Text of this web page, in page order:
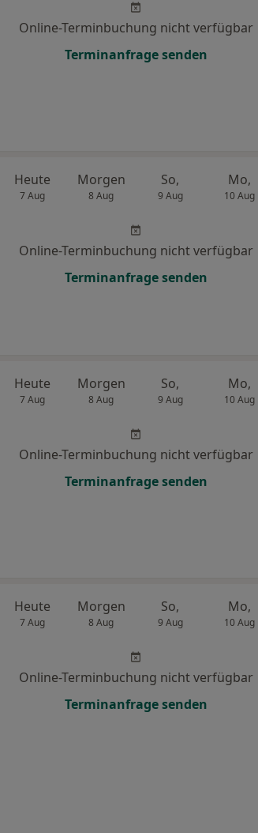
Online-Terminbuchung nicht verfügbar
Terminanfrage senden
Heute
7 Aug
Morgen
8 Aug
So,
9 Aug
Mo,
10 Aug
Online-Terminbuchung nicht verfügbar
Terminanfrage senden
Heute
7 Aug
Morgen
8 Aug
So,
9 Aug
Mo,
10 Aug
Online-Terminbuchung nicht verfügbar
Terminanfrage senden
Heute
7 Aug
Morgen
8 Aug
So,
9 Aug
Mo,
10 Aug
Online-Terminbuchung nicht verfügbar
Terminanfrage senden